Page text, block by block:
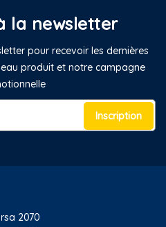
la newsletter
pour recevoir les dernières
produit et notre campagne
Inscription
2070